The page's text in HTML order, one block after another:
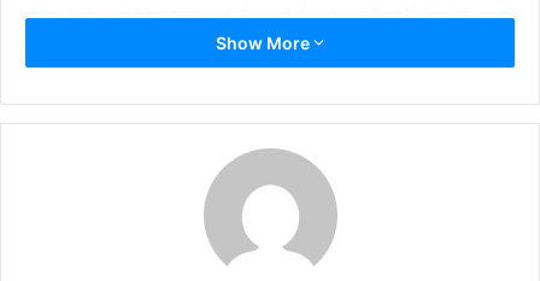
महिलाओं को हर महीने 2500 रुपये दिए जाने के वादे पर भी कोई घोषणा हो सकती
| Delhi CM Rekha Gupta
formally assumes the office at the
Secretariat as the 4th overall and
Show More